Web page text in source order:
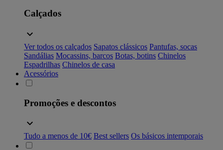
Calçados
Ver todos os calçados Sapatos clássicos Pantufas, socas
Sandálias Mocassins, barcos Botas, botins Chinelos
Espadrilhas Chinelos de casa
Acessórios
Promoções e descontos
Tudo a menos de 10€ Best sellers Os básicos intemporais